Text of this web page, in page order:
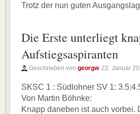
Trotz der nun guten
Die Erste unterliegt
Aufstiegsaspiranten
Geschrieben von georgw 22. Januar
SKSC 1 : Südlohner SV 1:
Von Martin Böhnke:
Knapp daneben ist auch vorbei.